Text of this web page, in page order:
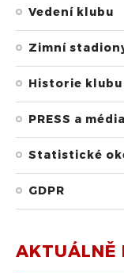
Vedení klubu
Zimní
Historie klubu
PRESS a média
Statistické
GDPR
AKTUÁLNĚ